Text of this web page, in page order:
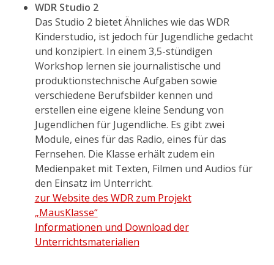
WDR Studio 2
Das Studio 2 bietet Ähnliches wie das WDR
Kinderstudio, ist jedoch für Jugendliche gedacht
und konzipiert. In einem 3,5-stündigen
Workshop lernen sie journalistische und
produktionstechnische Aufgaben sowie
verschiedene Berufsbilder kennen und
erstellen eine eigene kleine Sendung von
Jugendlichen für Jugendliche. Es gibt zwei
Module, eines für das Radio, eines für das
Fernsehen. Die Klasse erhält zudem ein
Medienpaket mit Texten, Filmen und Audios für
den Einsatz im Unterricht.
zur Website des WDR zum Projekt
„MausKlasse“
Informationen und Download der
Unterrichtsmaterialien